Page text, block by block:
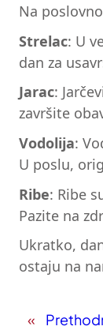
Na
Strelac: U
dan za
Jarac:
završite
Vodolija:
U poslu,
Ribe: Ribe
Pazite na
Ukratko,
ostaju na
«